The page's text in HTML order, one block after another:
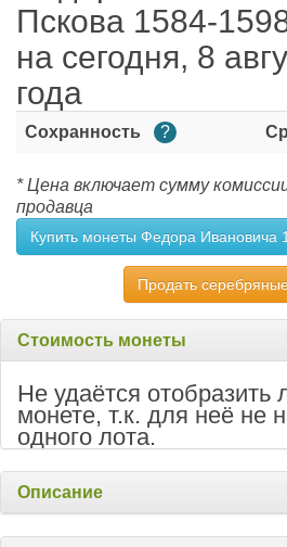
Пскова 1584-
на сегодня, 8
года
Сохранность ?
* Цена включает сумму
продавца
Купить монеты Федора Ивановича
Продать
Стоимость монеты
Не удаётся отобразить
монете, т.к. для неё не
одного лота.
Описание